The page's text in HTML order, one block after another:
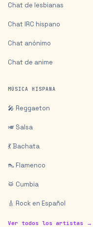
Chat de lesbianas
Chat IRC hispano
Chat anónimo
Chat de anime
MÚSICA HISPANA
🎤 Reggaeton
🎺 Salsa
💃 Bachata
👠 Flamenco
🥁 Cumbia
🎸 Rock en Español
Ver todos los artistas →